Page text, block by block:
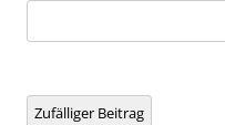
Zufälliger Beitrag